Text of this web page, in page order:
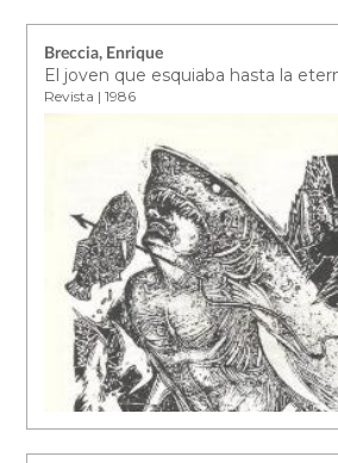
Breccia, Enrique
El joven que esquiaba hasta la
Revista | 1986